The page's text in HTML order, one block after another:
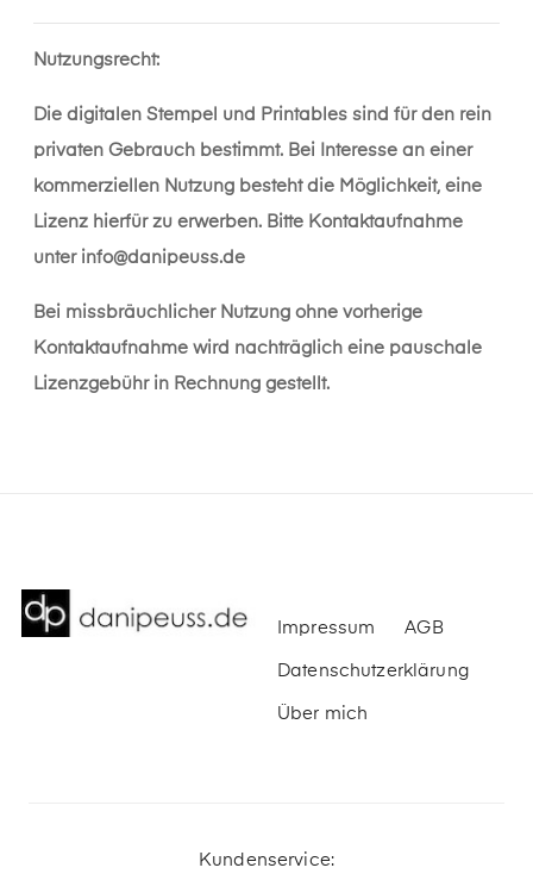
Nutzungsrecht:
Die digitalen Stempel und Printables sind für den rein
privaten Gebrauch bestimmt. Bei Interesse an einer
kommerziellen Nutzung besteht die Möglichkeit, eine
Lizenz hierfür zu erwerben. Bitte Kontaktaufnahme
unter info@danipeuss.de
Bei missbräuchlicher Nutzung ohne vorherige
Kontaktaufnahme wird nachträglich eine pauschale
Lizenzgebühr in Rechnung gestellt.
Impressum AGB
Datenschutzerklärung
Über mich
Kundenservice: